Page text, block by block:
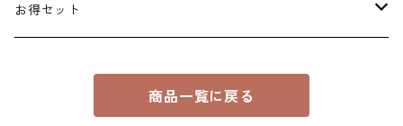
ネックレス
ブレスレット
￥1100～￥2000
￥3300～￥5000
お得セット
商品一覧に戻る